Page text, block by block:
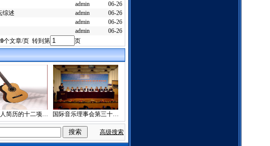
admin
06-26
综述 admin
06-26
admin
06-26
admin
06-26
个文章/页 转到第
页
简历的十二项… 国际音乐理事会第三十…
高级搜索